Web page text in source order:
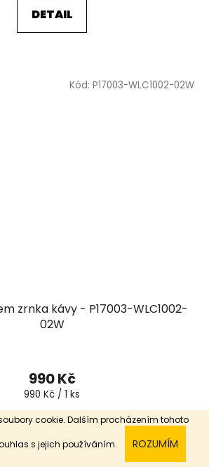
cookie. Dalším procházením tohoto
s jejich používáním. ROZUMÍM
DETAIL
zrnka kávy - P17003-WLC1002-
02W
990 Kč
Měrná
990 Kč / 1 ks
Kód: P17003-WLC1002-02W